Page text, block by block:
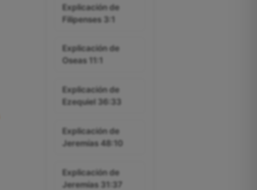
Explicación de
Filipenses 3:1
Explicación de
Oseas 11:1
Explicación de
Ezequiel 36:33
Explicación de
Jeremías 48:10
Explicación de
Jeremías 31:37